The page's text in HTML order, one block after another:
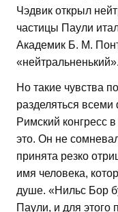
Чэдвик открыл
частицы Паули
Академик Б. М.
«нейтральненький».
Но такие чувства
разделяться
Римский конгресс
это. Он не
принята резко
имя человека,
душе. «Нильс Бор
Паули, и для этого